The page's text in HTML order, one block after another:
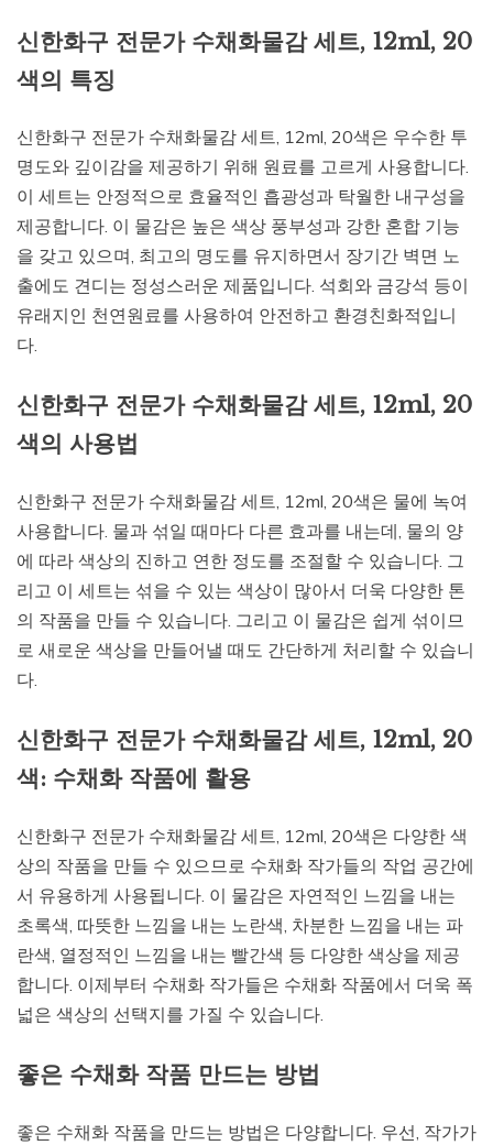
신한화구 전문가 수채화물감 세트, 12ml, 20
색의 특징
신한화구 전문가 수채화물감 세트, 12ml, 20색은 우수한 투
명도와 깊이감을 제공하기 위해 원료를 고르게 사용합니다.
이 세트는 안정적으로 효율적인 흡광성과 탁월한 내구성을
제공합니다. 이 물감은 높은 색상 풍부성과 강한 혼합 기능
을 갖고 있으며, 최고의 명도를 유지하면서 장기간 벽면 노
출에도 견디는 정성스러운 제품입니다. 석회와 금강석 등이
유래지인 천연원료를 사용하여 안전하고 환경친화적입니
다.
신한화구 전문가 수채화물감 세트, 12ml, 20
색의 사용법
신한화구 전문가 수채화물감 세트, 12ml, 20색은 물에 녹여
사용합니다. 물과 섞일 때마다 다른 효과를 내는데, 물의 양
에 따라 색상의 진하고 연한 정도를 조절할 수 있습니다. 그
리고 이 세트는 섞을 수 있는 색상이 많아서 더욱 다양한 톤
의 작품을 만들 수 있습니다. 그리고 이 물감은 쉽게 섞이므
로 새로운 색상을 만들어낼 때도 간단하게 처리할 수 있습니
다.
신한화구 전문가 수채화물감 세트, 12ml, 20
색: 수채화 작품에 활용
신한화구 전문가 수채화물감 세트, 12ml, 20색은 다양한 색
상의 작품을 만들 수 있으므로 수채화 작가들의 작업 공간에
서 유용하게 사용됩니다. 이 물감은 자연적인 느낌을 내는
초록색, 따뜻한 느낌을 내는 노란색, 차분한 느낌을 내는 파
란색, 열정적인 느낌을 내는 빨간색 등 다양한 색상을 제공
합니다. 이제부터 수채화 작가들은 수채화 작품에서 더욱 폭
넓은 색상의 선택지를 가질 수 있습니다.
좋은 수채화 작품 만드는 방법
좋은 수채화 작품을 만드는 방법은 다양합니다. 우선, 작가가